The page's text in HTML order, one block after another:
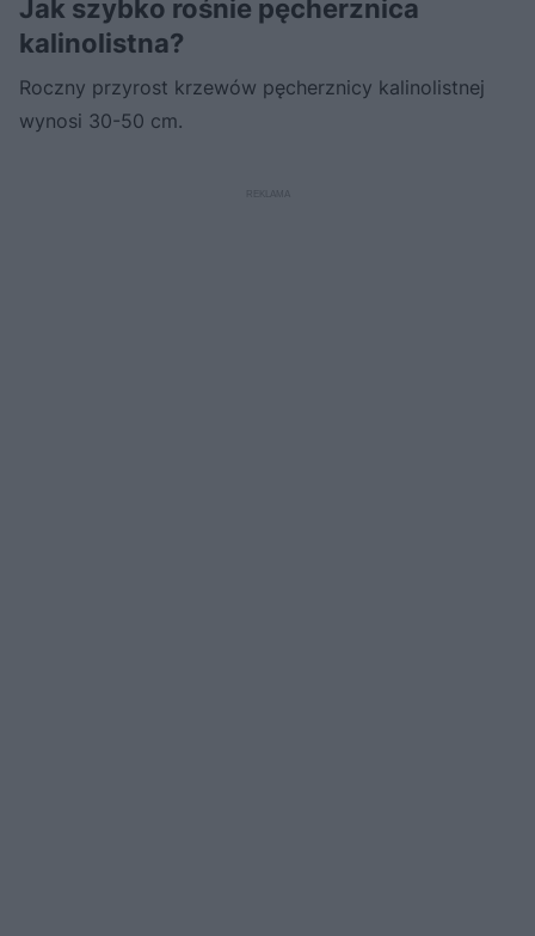
Jak szybko rośnie pęcherznica
kalinolistna?
Roczny przyrost krzewów pęcherznicy kalinolistnej
wynosi 30-50 cm.